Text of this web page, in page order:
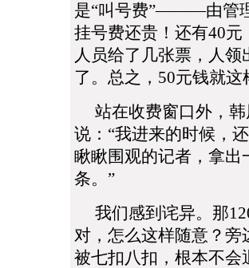
是“叫号费”―――由管
挂号费还贵！还有40
人员给了几张票，人
了。总之，50元钱就
站在收费窗口外，韩
说：“我进来的时候，
瞅瞅围观的记者，拿出
条。”
我们感到诧异。那
对，怎么这样随意？
被七扣八扣，根本不会